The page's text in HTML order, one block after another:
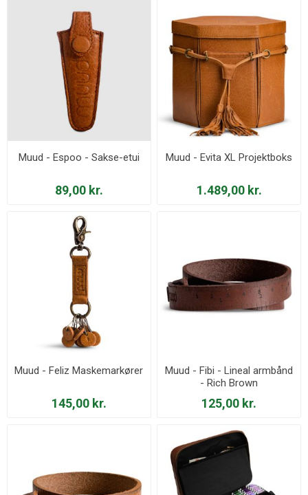
Muud - Espoo - Sakse-etui
89,00 kr.
Muud - Evita XL Projektboks
1.489,00 kr.
Muud - Feliz Maskemarkører
145,00 kr.
Muud - Fibi - Lineal armbånd
- Rich Brown
125,00 kr.